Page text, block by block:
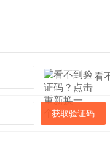
看
获取验证码